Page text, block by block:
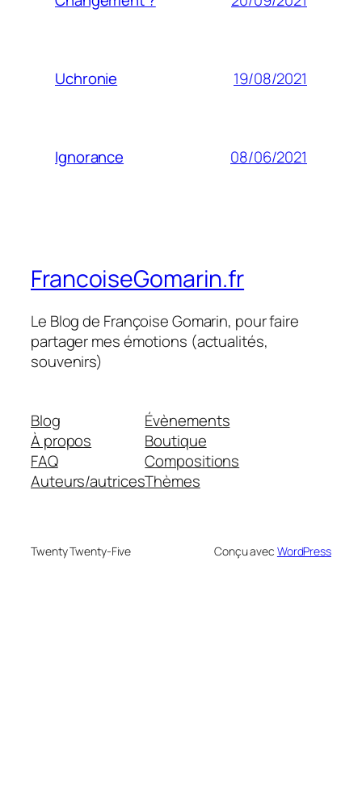
Uchronie 19/08/2021
Ignorance 08/06/2021
FrancoiseGomarin.fr
Le Blog de Françoise Gomarin, pour faire
partager mes émotions (actualités,
souvenirs)
Blog
À propos
FAQ
Auteurs/autrices
Évènements
Boutique
Compositions
Thèmes
Twenty Twenty-Five Conçu avec WordPress